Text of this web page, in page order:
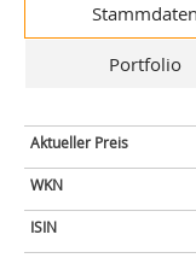
Stammdaten
Portfolio
Aktueller Preis
WKN
ISIN